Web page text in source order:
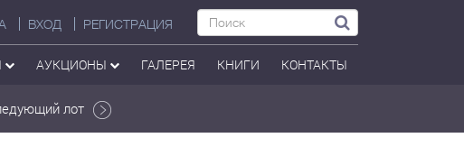
ВХОД РЕГИСТРАЦИЯ
АУКЦИОНЫ ГАЛЕРЕЯ КНИГИ КОНТАКТЫ
лот